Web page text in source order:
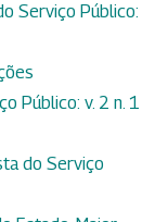
Serviço Público:
Público: v. 2 n. 1
do Serviço